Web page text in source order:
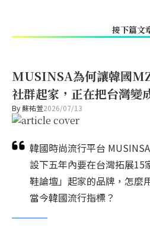
接下篇文
MUSINSA為何讓韓國
社群起家，正在把台灣變
By蘇祐萱2026/07/13
韓國時尚流行平台
設下五年內要在台灣拓展15
鞋論壇」起家的品牌，怎麼
當今韓國流行指標？